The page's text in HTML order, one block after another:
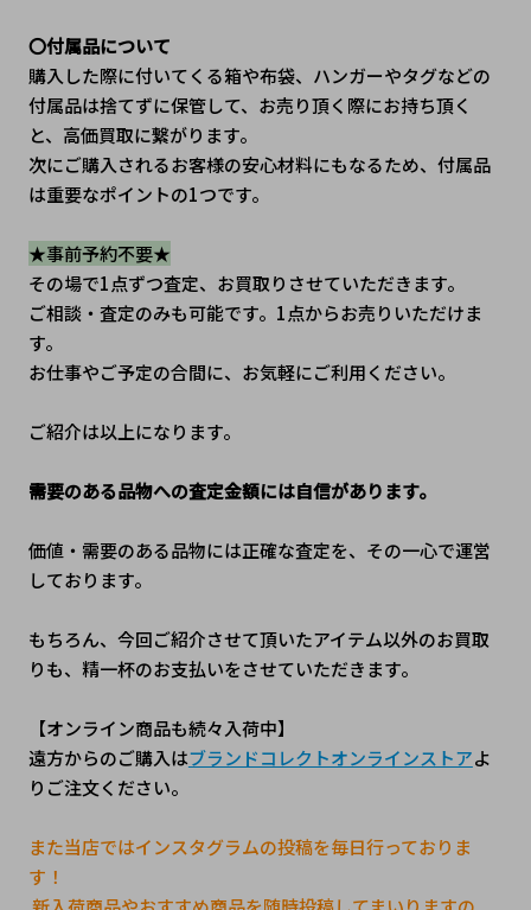
〇付属品について
購入した際に付いてくる箱や布袋、ハンガーやタグなどの
付属品は捨てずに保管して、お売り頂く際にお持ち頂く
と、高価買取に繋がります。
次にご購入されるお客様の安心材料にもなるため、付属品
は重要なポイントの1つです。
★事前予約不要★
その場で1点ずつ査定、お買取りさせていただきます。
ご相談・査定のみも可能です。1点からお売りいただけま
す。
お仕事やご予定の合間に、お気軽にご利用ください。
ご紹介は以上になります。
需要のある品物への査定金額には自信があります。
価値・需要のある品物には正確な査定を、その一心で運営
しております。
もちろん、今回ご紹介させて頂いたアイテム以外のお買取
りも、精一杯のお支払いをさせていただきます。
【オンライン商品も続々入荷中】
遠方からのご購入はブランドコレクトオンラインストアよ
りご注文ください。
また当店ではインスタグラムの投稿を毎日行っておりま
す！